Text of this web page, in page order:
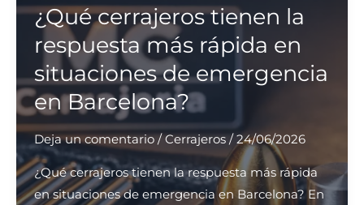
una
puerta
de
garaje
rotativa
en
Madrid?
¿Qué cerrajeros tienen la
respuesta más rápida en
situaciones de emergencia
en Barcelona?
Deja un comentario /Cerrajeros/24/06/2026
¿Qué cerrajeros tienen la respuesta más rápida
en situaciones de emergencia en Barcelona? En